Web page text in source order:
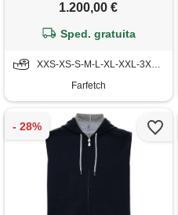
1.200,00 €
Sped. gratuita
XXS-XS-S-M-L-XL-XXL-3XL-4XL
Farfetch